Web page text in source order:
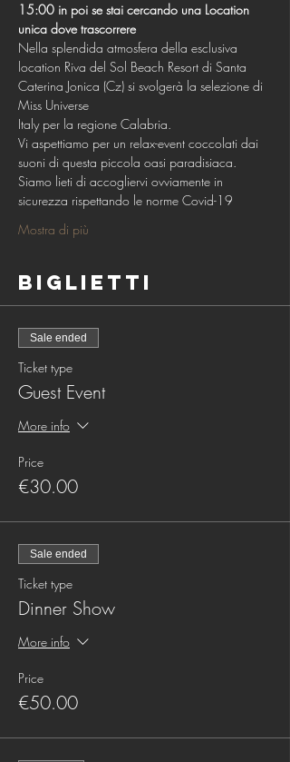
15:00 in poi se stai cercando una Location
unica dove trascorrere
Nella splendida atmosfera della esclusiva
location Riva del Sol Beach Resort di Santa
Caterina Jonica (Cz) si svolgerà la selezione di
Miss Universe
Italy per la regione Calabria.
Vi aspettiamo per un relax-event coccolati dai
suoni di questa piccola oasi paradisiaca.
Siamo lieti di accogliervi ovviamente in
sicurezza rispettando le norme Covid-19
Mostra di più
Biglietti
Sale ended
Ticket type
Guest Event
More info
Price
€30.00
Sale ended
Ticket type
Dinner Show
More info
Price
€50.00